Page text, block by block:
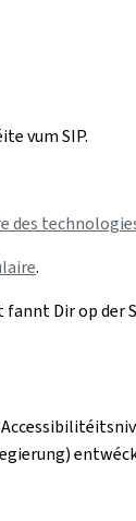
vum SIP.
.
fannt Dir op der